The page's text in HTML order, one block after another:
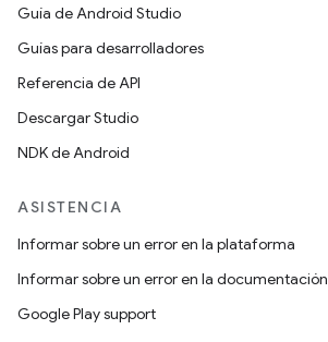
Guía de Android Studio
Guías para desarrolladores
Referencia de API
Descargar Studio
NDK de Android
ASISTENCIA
Informar sobre un error en la plataforma
Informar sobre un error en la documentación
Google Play support